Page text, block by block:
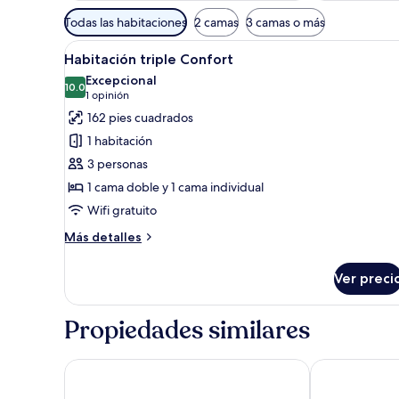
Filtros
disponibles
para
las
habitaciones
Todas las habitaciones 2 camas 3 camas o más
Abrir
todas
las
fotos
de
Habitación
triple
Confort
Una habitación de hotel con
29
Habitación triple Confort
10.010.0 de 10
Excepcional
1 opinión
(1
opinión)
162 pies cuadrados
1 habitación
3 personas
1 cama doble y 1 cama individual
Wifi gratuito
Más detalles
Más
triple
Ver
Propiedades similares
Tri Hotel Chapecó Tru by Hilton